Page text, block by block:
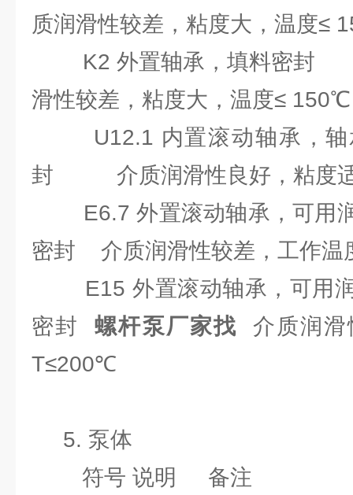
质润滑性较差，粘度大，温度≤
K2 外置轴承，填
滑性较差，粘度大，温度≤
U12.1 内置滚动轴承，轴
封 介质润滑性良好，粘度
E6.7 外置滚动轴承，可用润
密封 介质润滑性较差，工作温
E15 外置滚动轴承，可用润
密封螺杆泵厂家找 介质润滑
T≤200℃
5. 泵体
符号 说明 备注